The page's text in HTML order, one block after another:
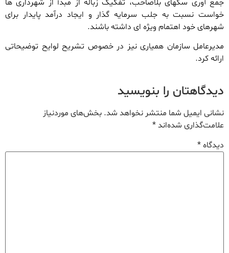
جمع آوری سگهای بلاصاحب، تفکیک زباله از مبدأ از شهرداری ها
خواست نسبت به جلب سرمایه گذار و ایجاد درآمد پایدار برای
شهرهای خود اهتمام ویژه ای داشته باشند.
مدیرعامل سازمان همیاری نیز در خصوص تشریح لوایح توضیحاتی
ارائه کرد.
دیدگاهتان را بنویسید
نشانی ایمیل شما منتشر نخواهد شد. بخش‌های موردنیاز
علامت‌گذاری شده‌اند*
دیدگاه*